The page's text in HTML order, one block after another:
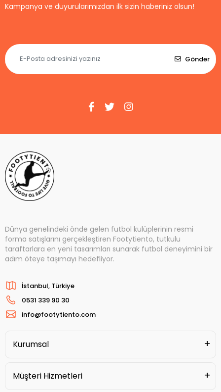
Kampanya ve duyurularımızdan ilk sizin haberiniz olsun!
Gönder
Dünya genelindeki önde gelen futbol kulüplerinin resmi
forma satışlarını gerçekleştiren Footytiento, tutkulu
taraftarlara en yeni tasarımları sunarak futbol deneyimini bir
adım öteye taşımayı hedefliyor.
İstanbul, Türkiye
0531 339 90 30
info@footytiento.com
Kurumsal
Müşteri Hizmetleri